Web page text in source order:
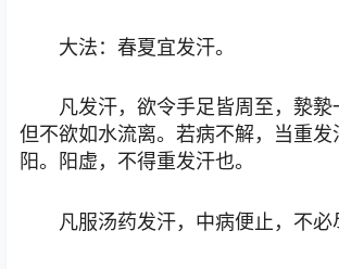
大法：春夏宜发汗。
凡发汗，欲令手足皆周至，漐漐
但不欲如水流离。若病不解，当重发
阳。阳虚，不得重发汗也。
凡服汤药发汗，中病便止，不必